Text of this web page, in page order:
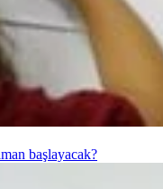
başlayacak?